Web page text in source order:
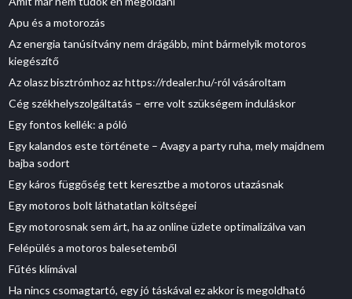
Apu és a motorozás
Az energia tanúsítvány nem drágább, mint bármelyik motoros
kiegészítő
Az olasz bisztrómhoz az https://rdealer.hu/-ról vásároltam
Cég székhelyszolgáltatás – erre volt szükségem induláskor
Egy fontos kellék: a póló
Egy kalandos este története – Avagy a party ruha, mely majdnem
bajba sodort
Egy káros függőség tett keresztbe a motoros utazásnak
Egy motoros bolt láthatatlan költségei
Egy motorosnak sem árt, ha az online üzlete optimalizálva van
Felépülés a motoros balesetemből
Fűtés klímával
Ha nincs csomagtartó, egy jó táskával ez akkor is megoldható